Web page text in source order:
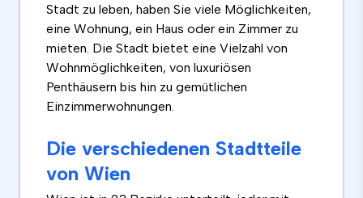
Stadt zu leben, haben Sie viele Möglichkeiten,
eine Wohnung, ein Haus oder ein Zimmer zu
mieten. Die Stadt bietet eine Vielzahl von
Wohnmöglichkeiten, von luxuriösen
Penthäusern bis hin zu gemütlichen
Einzimmerwohnungen.
Die verschiedenen Stadtteile
von Wien